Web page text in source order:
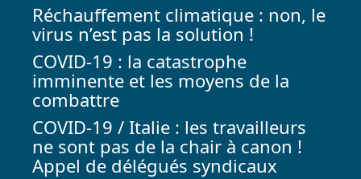
Réchauffement climatique : non, le
virus n’est pas la solution !
COVID-19 : la catastrophe
imminente et les moyens de la
combattre
COVID-19 / Italie : les travailleurs
ne sont pas de la chair à canon !
Appel de délégués syndicaux